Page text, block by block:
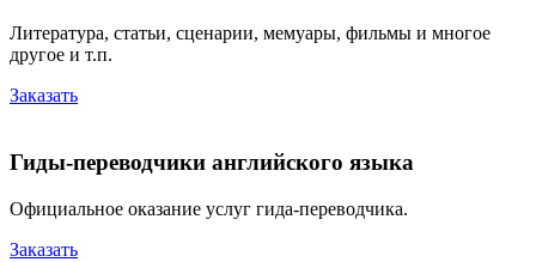
Литература, статьи, сценарии, мемуары, фильмы и многое
другое и т.п.
Заказать
Гиды-переводчики английского языка
Официальное оказание услуг гида-переводчика.
Заказать